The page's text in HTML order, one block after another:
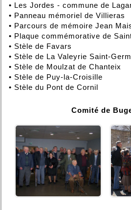
• Les Jordes - commune de
• Panneau mémoriel de Villieras
• Parcours de mémoire Jean
• Plaque commémorative de
• Stèle de Favars
• Stèle de La Valeyrie Saint-
• Stèle de Moulzat de Chanteix
• Stèle de Puy-la-Croisille
• Stèle du Pont de Cornil
Comité de